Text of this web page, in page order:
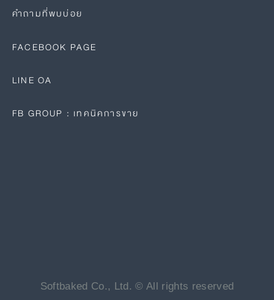
คำถามที่พบบ่อย
FACEBOOK PAGE
LINE OA
FB GROUP : เทคนิคการขาย
Softbaked Co., Ltd. © All rights reserved